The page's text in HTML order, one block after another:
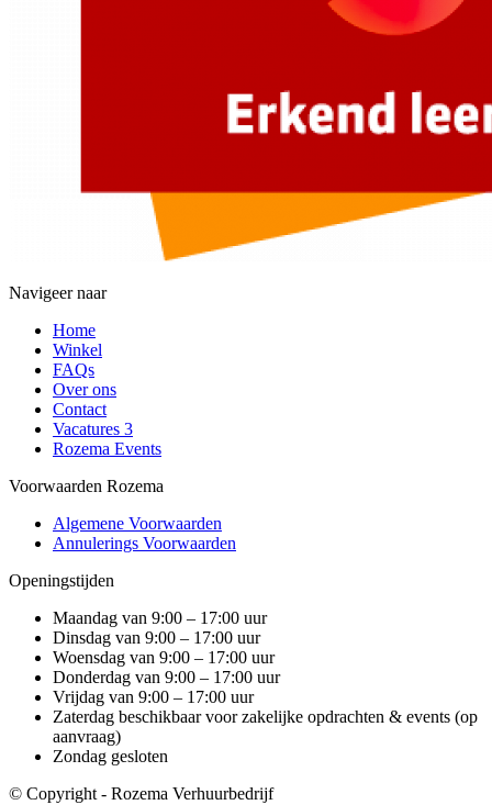
Navigeer naar
Home
Winkel
FAQs
Over ons
Contact
Vacatures 3
Rozema Events
Voorwaarden Rozema
Algemene Voorwaarden
Annulerings Voorwaarden
Openingstijden
Maandag van 9:00 – 17:00 uur
Dinsdag van 9:00 – 17:00 uur
Woensdag van 9:00 – 17:00 uur
Donderdag van 9:00 – 17:00 uur
Vrijdag van 9:00 – 17:00 uur
Zaterdag beschikbaar voor zakelijke opdrachten & events (op
aanvraag)
Zondag gesloten
© Copyright - Rozema Verhuurbedrijf